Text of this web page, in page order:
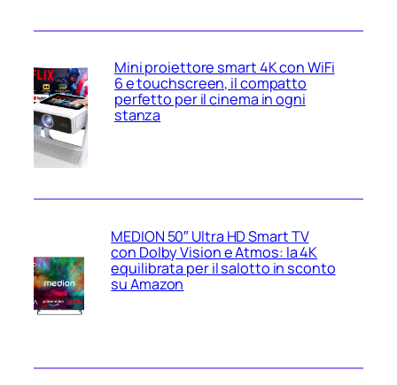
Mini proiettore smart 4K con WiFi
6 e touchscreen, il compatto
perfetto per il cinema in ogni
stanza
MEDION 50″ Ultra HD Smart TV
con Dolby Vision e Atmos: la 4K
equilibrata per il salotto in sconto
su Amazon